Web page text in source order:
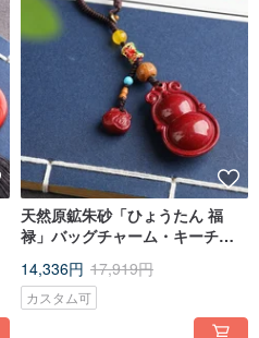
天然原鉱朱砂「ひょうたん 福
禄」バッグチャーム・キーチャ
14,336円 17,919円
カスタム可